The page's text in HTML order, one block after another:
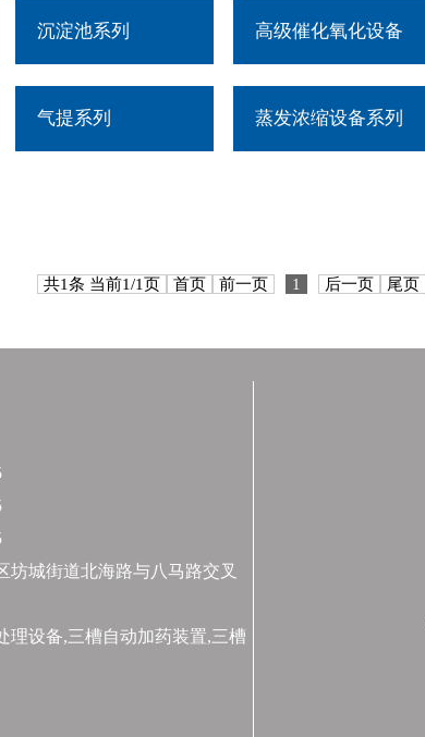
沉淀池系列 高级催化氧化设备
气提系列 蒸发浓缩设备系列
共1条 当前1/1页 首页 前一页 1 后一页 尾页
坊城街道北海路与八马路交叉
理设备,三槽自动加药装置,三槽